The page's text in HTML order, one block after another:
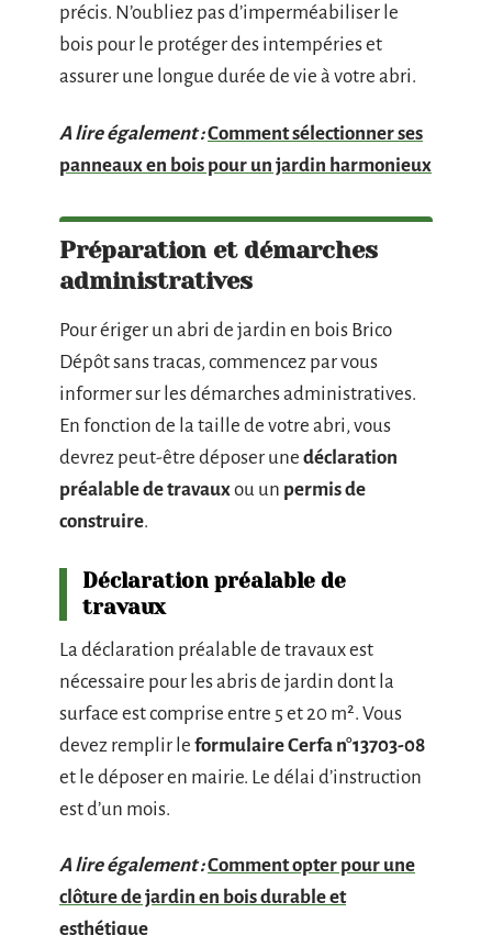
précis. N’oubliez pas d’imperméabiliser le
bois pour le protéger des intempéries et
assurer une longue durée de vie à votre abri.
A lire également :Comment sélectionner ses
panneaux en bois pour un jardin harmonieux
Préparation et démarches
administratives
Pour ériger un abri de jardin en bois Brico
Dépôt sans tracas, commencez par vous
informer sur les démarches administratives.
En fonction de la taille de votre abri, vous
devrez peut-être déposer une déclaration
préalable de travauxou un permis de
construire.
Déclaration préalable de
travaux
La déclaration préalable de travaux est
nécessaire pour les abris de jardin dont la
surface est comprise entre 5 et 20 m². Vous
devez remplir le formulaire Cerfa n°13703-08
et le déposer en mairie. Le délai d’instruction
est d’un mois.
A lire également :Comment opter pour une
clôture de jardin en bois durable et
esthétique